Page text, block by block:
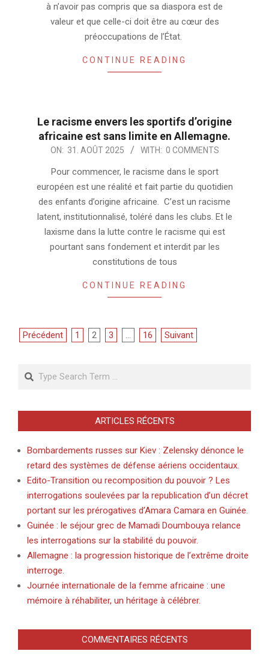
à n’avoir pas compris que sa diaspora est de
valeur et que celle-ci doit être au cœur des
préoccupations de l’État.
CONTINUE READING
Le racisme envers les sportifs d’origine
africaine est sans limite en Allemagne.
2025-
ON: 31. AOÛT 2025 WITH: 0 COMMENTS
Pour commencer, le racisme dans le sport
européen est une réalité et fait partie du quotidien
des enfants d’origine africaine. C’est un racisme
latent, institutionnalisé, toléré dans les clubs. Et le
laxisme dans la lutte contre le racisme qui est
pourtant sans fondement et interdit par les
constitutions de tous
CONTINUE READING
Pagination
publications
Précédent 1 2 3 … 16 Suivant
Search
ARTICLES RÉCENTS
Bombardements russes sur Kiev : Zelensky dénonce le
retard des systèmes de défense aériens occidentaux.
Edito-Transition ou recomposition du pouvoir ? Les
interrogations soulevées par la republication d’un décret
portant sur les prérogatives d’Amara Camara en Guinée.
Guinée : le séjour grec de Mamadi Doumbouya relance
les interrogations sur la stabilité du pouvoir.
Allemagne : la progression historique de l’extrême droite
interroge.
Journée internationale de la femme africaine : une
mémoire à réhabiliter, un héritage à célébrer.
COMMENTAIRES RÉCENTS